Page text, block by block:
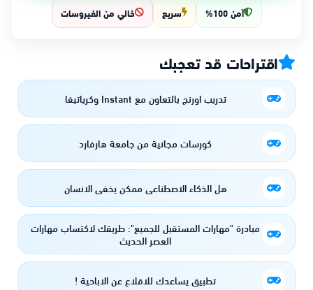
آمن 100% سريع خالي من الفيروسات
اقتراحات قد تعجبك
تدريب اورنج بالتعاون مع Instant وكرياتيفا
كورسات مجانية من جامعة هارفارد
هل الذكاء الاصطناعي ممكن يخفي الانسان
مبادرة "مهارات المستقبل للجميع": طريقك لاكتساب مهارات
العصر الحديث
تطبيق يساعدك للاقلاع عن الاباحية !